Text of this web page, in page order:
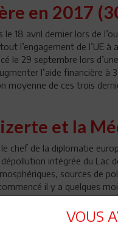
en 2017
le 18 avril dernier lors de
l’engagement de l’UE
le 29 septembre lors
l’aide financière à
moyenne de ces trois
et la
chef de la diplomatie
intégrée du Lac
sources de
il y a quelques
gouvernement tunisien
notamment à la
VOUS